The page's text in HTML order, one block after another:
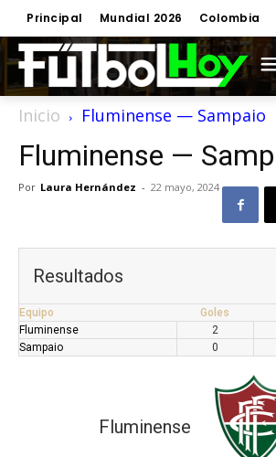
Principal Mundial 2026 Colombia
Inicio Fluminense — Sampaio
Fluminense —
Por Laura Hernández - 22 mayo, 2024
Resultados
Equipo Goles
Fluminense
2
Sampaio
0
Fluminense